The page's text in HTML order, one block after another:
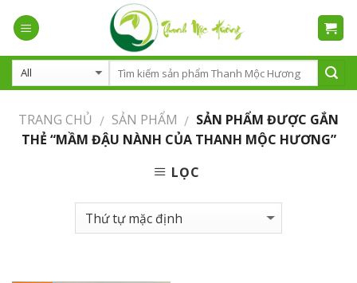
TRANG CHỦ / SẢN PHẨM / SẢN PHẨM ĐƯỢC GẮN
THẺ “MẦM ĐẬU NÀNH CỦA THANH MỘC HƯƠNG”
LỌC